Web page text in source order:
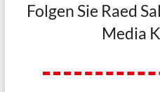
Folgen Sie Raed
Media